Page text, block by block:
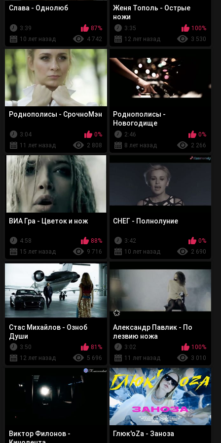
Слава - Однолюб
3:39
87%
10 лет назад
4 742
Женя Тополь - Острые
ножи
3:35
100%
12 лет назад
3 530
Роднополисы - СрочноМэн
3:04
0%
11 лет назад
2 808
Роднополисы -
Новогодище
2:46
0%
8 лет назад
2 266
ВИА Гра - Цветок и нож
4:58
88%
15 лет назад
9 716
СНЕГ - Полнолуние
3:42
0%
10 лет назад
2 690
Стас Михайлов - Озноб
Души
3:50
81%
12 лет назад
5 696
Александр Павлик - По
лезвию ножа
3:02
100%
11 лет назад
3 010
Виктор Филонов -
Глюк'оZа - Заноза